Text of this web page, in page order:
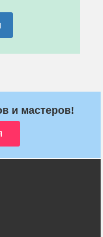
и мастеров!